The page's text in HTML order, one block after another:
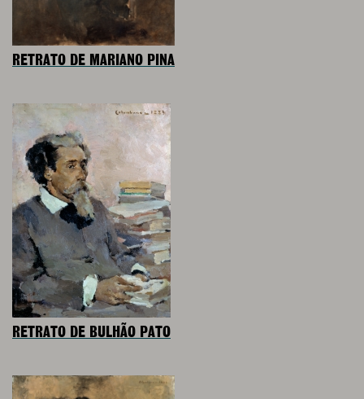
RETRATO DE MARIANO PINA
RETRATO DE BULHÃO PATO